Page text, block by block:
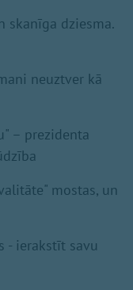
skanīga dziesma.
neuztver kā
– prezidenta
mostas, un
- ierakstīt savu